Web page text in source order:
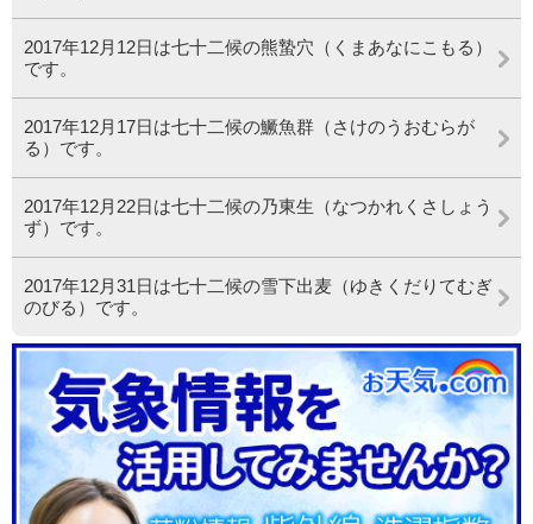
2017年12月12日は七十二候の熊蟄穴（くまあなにこもる）
です。
2017年12月17日は七十二候の鱖魚群（さけのうおむらが
る）です。
2017年12月22日は七十二候の乃東生（なつかれくさしょう
ず）です。
2017年12月31日は七十二候の雪下出麦（ゆきくだりてむぎ
のびる）です。